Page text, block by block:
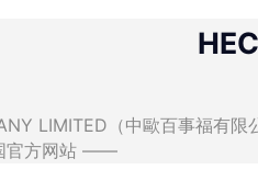
LIMITED（中歐百事福有限
官方网站 ——